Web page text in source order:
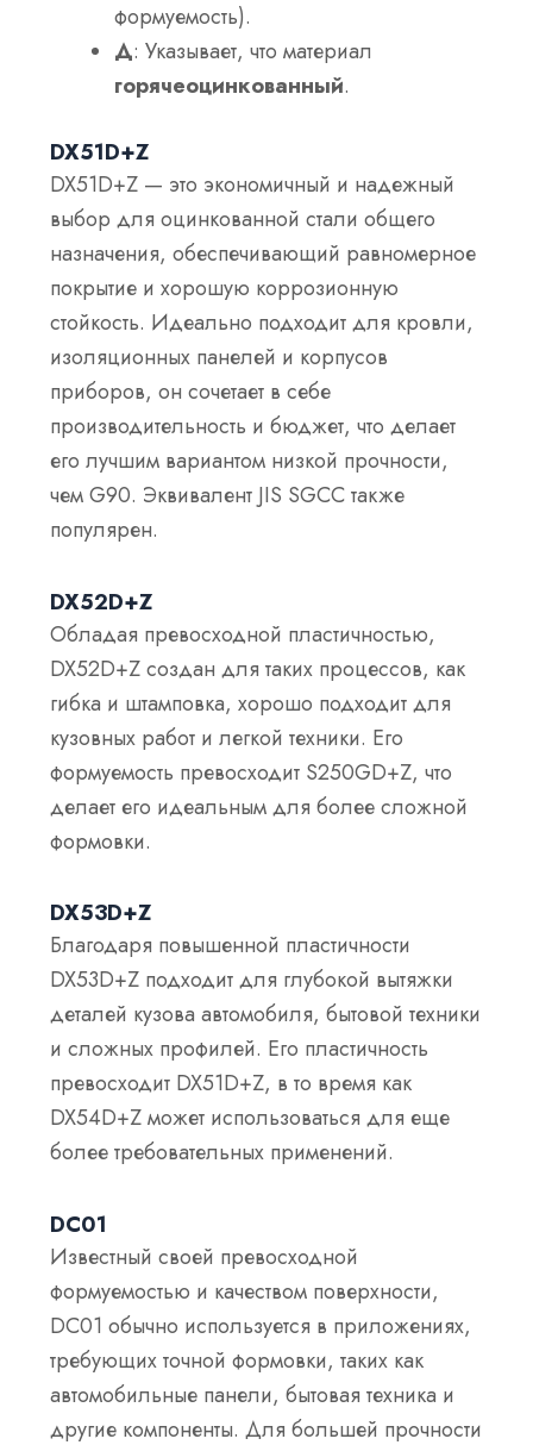
формуемость).
Д: Указывает, что материал
горячеоцинкованный.
DX51D+Z
DX51D+Z — это экономичный и надежный
выбор для оцинкованной стали общего
назначения, обеспечивающий равномерное
покрытие и хорошую коррозионную
стойкость. Идеально подходит для кровли,
изоляционных панелей и корпусов
приборов, он сочетает в себе
производительность и бюджет, что делает
его лучшим вариантом низкой прочности,
чем G90. Эквивалент JIS SGCC также
популярен.
DX52D+Z
Обладая превосходной пластичностью,
DX52D+Z создан для таких процессов, как
гибка и штамповка, хорошо подходит для
кузовных работ и легкой техники. Его
формуемость превосходит S250GD+Z, что
делает его идеальным для более сложной
формовки.
DX53D+Z
Благодаря повышенной пластичности
DX53D+Z подходит для глубокой вытяжки
деталей кузова автомобиля, бытовой техники
и сложных профилей. Его пластичность
превосходит DX51D+Z, в то время как
DX54D+Z может использоваться для еще
более требовательных применений.
DC01
Известный своей превосходной
формуемостью и качеством поверхности,
DC01 обычно используется в приложениях,
требующих точной формовки, таких как
автомобильные панели, бытовая техника и
другие компоненты. Для большей прочности